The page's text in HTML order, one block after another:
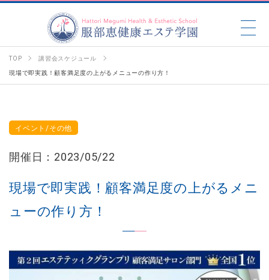
TOP
講習会スケジュール
現場で即実践！顧客満足度の上がるメニューの作り方！
イベント/その他
開催日：2023/05/22
現場で即実践！顧客満足度の上がるメニ
ューの作り方！